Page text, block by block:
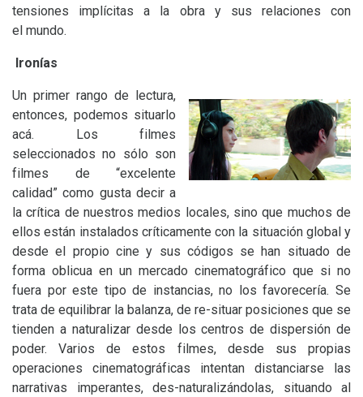
tensiones implícitas a la obra y sus relaciones con
el mundo.
Ironías
Un primer rango de lectura,
entonces, podemos situarlo
acá. Los filmes
seleccionados no sólo son
filmes de “excelente
calidad” como gusta decir a
la crítica de nuestros medios locales, sino que muchos de
ellos están instalados críticamente con la situación global y
desde el propio cine y sus códigos se han situado de
forma oblicua en un mercado cinematográfico que si no
fuera por este tipo de instancias, no los favorecería. Se
trata de equilibrar la balanza, de re-situar posiciones que se
tienden a naturalizar desde los centros de dispersión de
poder. Varios de estos filmes, desde sus propias
operaciones cinematográficas intentan distanciarse las
narrativas imperantes, des-naturalizándolas, situando al